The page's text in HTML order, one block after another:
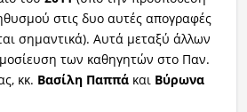
στις δυο αυτές απογραφές
σημαντικά). Αυτά μεταξύ άλλων
των καθηγητών στο Παν.
κκ. Βασίλη Παππάκαι Βύρωνα